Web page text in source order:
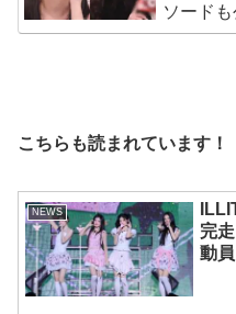
ソードも
こちらも読まれています！
NEWS
完
動